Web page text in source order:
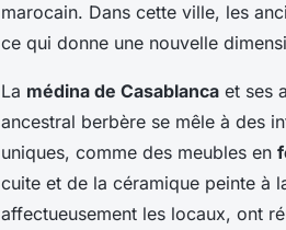
marocain. Dans cette ville, les
ce qui donne une nouvelle
La médina de Casablanca et ses
ancestral berbère se mêle à des
uniques, comme des meubles en
cuite et de la céramique peinte à
affectueusement les locaux, ont